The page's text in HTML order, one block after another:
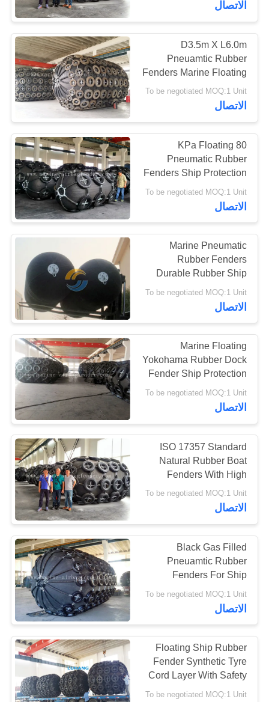
رغوة تملأ المصدات
53
دونات فندر
21
حاجز مطاطي بحري
28
البحرية رباط العوامة
12
الاتصال
D3.5m X L6.0m
Pneuamtic Rubber
Fenders Marine Floating
On Dock Bumper
To be negotiated MOQ:1 Unit
الاتصال
80 KPa Floating
Pneumatic Rubber
Fenders Ship Protection
Bumper
To be negotiated MOQ:1 Unit
الاتصال
Marine Pneumatic
Rubber Fenders
Durable Rubber Ship
Berthing Dock Bumpers
To be negotiated MOQ:1 Unit
الاتصال
Marine Floating
Yokohama Rubber Dock
Fender Ship Protection
Bumper
To be negotiated MOQ:1 Unit
الاتصال
ISO 17357 Standard
Natural Rubber Boat
Fenders With High
Buoyancy
To be negotiated MOQ:1 Unit
الاتصال
Black Gas Filled
Pneuamtic Rubber
Fenders For Ship
Berthing Protection
To be negotiated MOQ:1 Unit
الاتصال
Floating Ship Rubber
Fender Synthetic Tyre
Cord Layer With Safety
Valve
To be negotiated MOQ:1 Unit